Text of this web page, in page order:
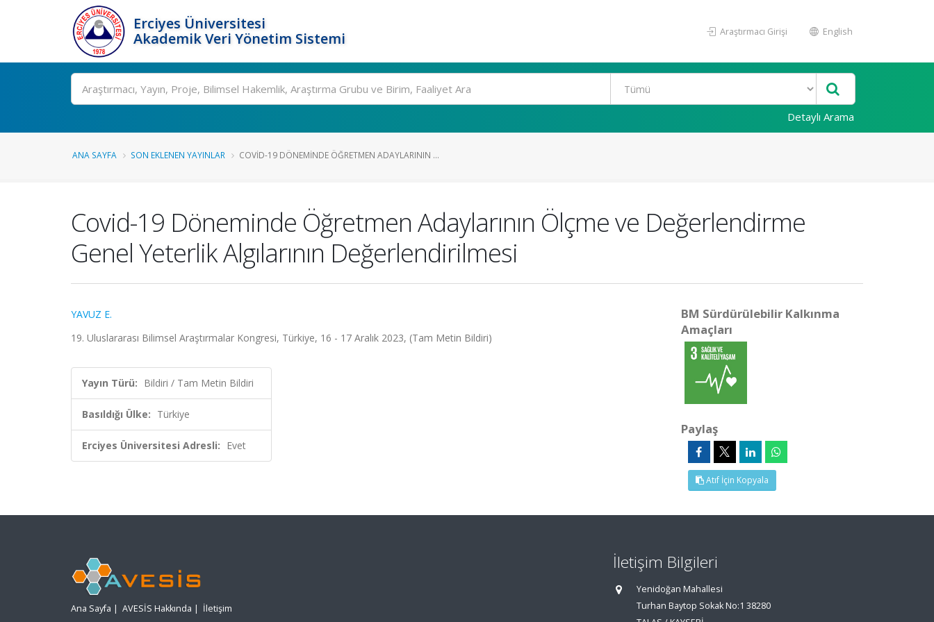
Erciyes Üniversitesi
Akademik Veri Yönetim Sistemi
Araştırmacı Girişi English
Ara
Detaylı Arama
ANA SAYFA SON EKLENEN YAYINLAR COVID-19 DÖNEMINDE ÖĞRETMEN ADAYLARININ ...
Covid-19 Döneminde Öğretmen Adaylarının Ölçme ve Değerlendirme
Genel Yeterlik Algılarının Değerlendirilmesi
YAVUZ E.
19. Uluslararası Bilimsel Araştırmalar Kongresi, Türkiye, 16 - 17 Aralık 2023, (Tam Metin Bildiri)
Yayın Türü: Bildiri / Tam Metin Bildiri
Basıldığı Ülke: Türkiye
Erciyes Üniversitesi Adresli: Evet
BM Sürdürülebilir Kalkınma
Amaçları
Paylaş
Atıf İçin Kopyala
Ana Sayfa | AVESİS Hakkında | İletişim
İletişim Bilgileri
Yenidoğan Mahallesi
Turhan Baytop Sokak No:1 38280